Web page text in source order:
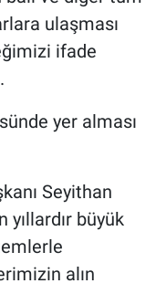
ulaşması
ifade
yer alması
Seyithan
yıllardır büyük
alın